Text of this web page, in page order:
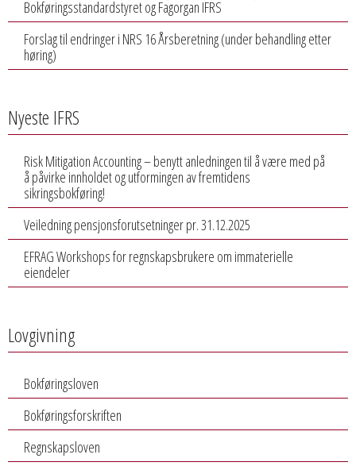
Bokføringsstandardstyret og Fagorgan IFRS
Forslag til endringer i NRS 16 Årsberetning (under behandling etter
høring)
Nyeste IFRS
Risk Mitigation Accounting – benytt anledningen til å være med på
å påvirke innholdet og utformingen av fremtidens
sikringsbokføring!
Veiledning pensjonsforutsetninger pr. 31.12.2025
EFRAG Workshops for regnskapsbrukere om immaterielle
eiendeler
Lovgivning
Bokføringsloven
Bokføringsforskriften
Regnskapsloven